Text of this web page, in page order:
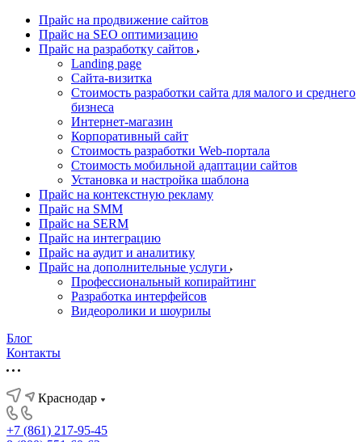
Прайс на продвижение сайтов
Прайс на SEO оптимизацию
Прайс на разработку сайтов
Landing page
Cайта-визитка
Стоимость разработки сайта для малого и среднего
бизнеса
Интернет-магазин
Корпоративный сайт
Стоимость разработки Web-портала
Стоимость мобильной адаптации сайтов
Установка и настройка шаблона
Прайс на контекстную рекламу
Прайс на SMM
Прайс на SERM
Прайс на интеграцию
Прайс на аудит и аналитику
Прайс на дополнительные услуги
Профессиональный копирайтинг
Разработка интерфейсов
Видеоролики и шоурилы
Блог
Контакты
Краснодар
+7 (861) 217-95-45